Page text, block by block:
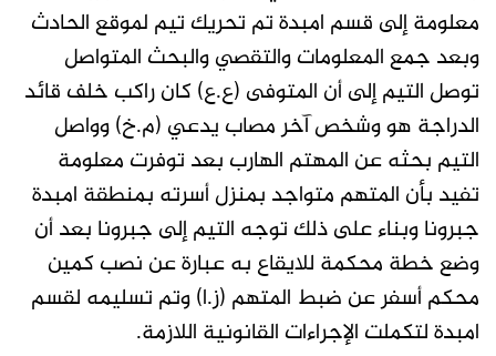
معلومة إلى قسم امبدة تم تحريك تيم لموقع الحادث
وبعد جمع المعلومات والتقصي والبحث المتواصل
توصل التيم إلى أن المتوفى (ع.ع) كان راكب خلف قائد
الدراجة هو وشخص آخر مصاب يدعي (م.خ) وواصل
التيم بحثه عن المهتم الهارب بعد توفرت معلومة
تفيد بأن المتهم متواجد بمنزل أسرته بمنطقة امبدة
جبرونا وبناء على ذلك توجه التيم إلى جبرونا بعد أن
وضع خطة محكمة للايقاع به عبارة عن نصب كمين
محكم أسفر عن ضبط المتهم (ز.ا) وتم تسليمه لقسم
امبدة لتكملت الإجراءات القانونية اللازمة.